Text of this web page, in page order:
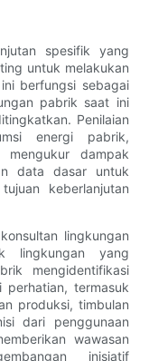
spesifik yang
untuk melakukan
berfungsi sebagai
pabrik saat ini
Penilaian
energi pabrik,
dampak
data dasar untuk
keberlanjutan
lingkungan
lingkungan yang
mengidentifikasi
termasuk
produksi, timbulan
dari penggunaan
wawasan
inisiatif